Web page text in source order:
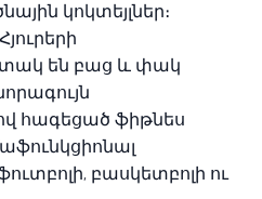
կոկտեյլներ։
Հյուրերի
են բաց և փակ
հագեցած ֆիթնես
բասկետբոլի ու